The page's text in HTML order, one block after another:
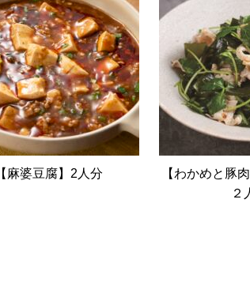
【麻婆豆腐】2人分
【わかめと豚
２